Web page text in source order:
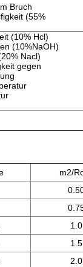
Bruch
(55%
(10% Hcl)
(10%NaOH)
Nacl)
gegen
m2/
1.0
1.5
2.0